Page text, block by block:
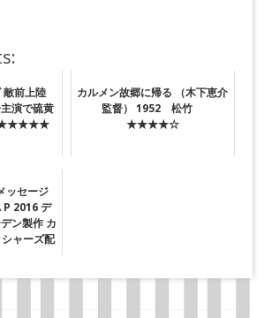
敵前上陸
演で硫黄
★★★★★
カルメン故郷に帰る （木下恵介
監督） 1952 松竹
★★★★☆
ッセージ
P 2016 デ
ン製作 カ
ャーズ配